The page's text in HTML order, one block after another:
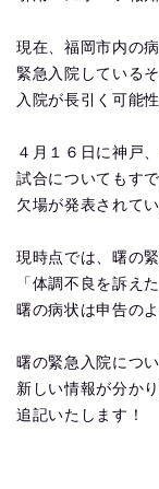
現在、福岡市内の
緊急入院している
入院が長引く可能
４月１６日に神戸
試合についてもす
欠場が発表されてい
現時点では、曙の
「体調不良を訴え
曙の病状は申告の
曙の緊急入院につ
新しい情報が分か
追記いたします！